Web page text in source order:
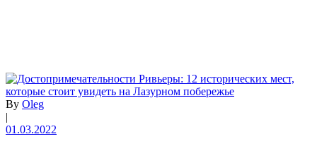
By Oleg
|
01.03.2022